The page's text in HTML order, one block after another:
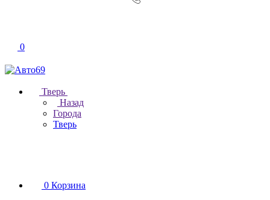
0
Тверь
Назад
Города
Тверь
0 Корзина